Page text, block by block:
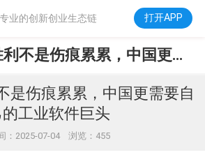
业的创新创业生态链 打开APP
没有哪个胜利不是伤痕累累，中国更需要自己的工业软件巨头
是伤痕累累，中国更需要自
的工业软件巨头
：2025-07-04 浏览：455